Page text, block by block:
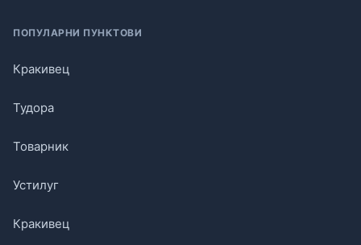
ПОПУЛАРНИ ПУНКТОВИ
Кракивец
Тудора
Товарник
Устилуг
Кракивец